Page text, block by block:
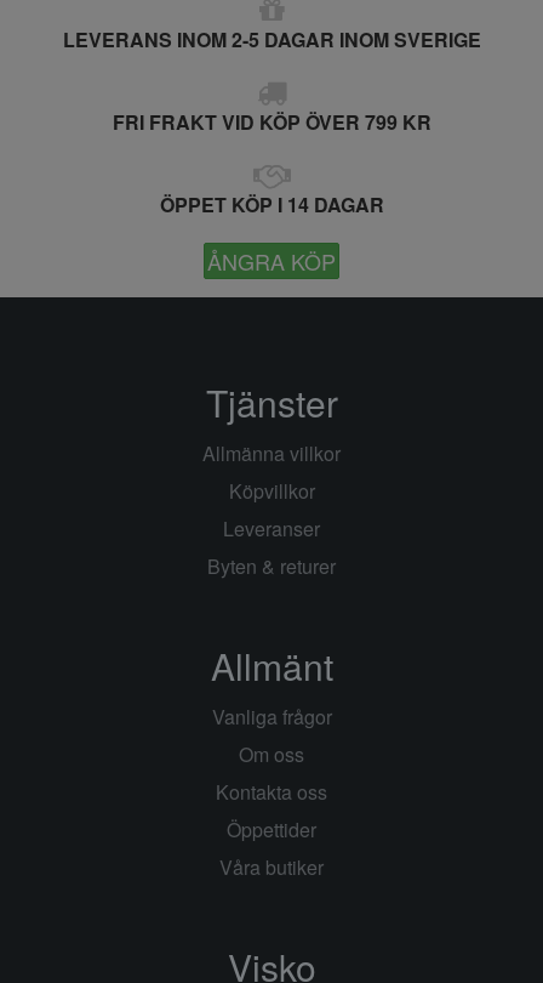
LEVERANS INOM 2-5 DAGAR INOM SVERIGE
FRI FRAKT VID KÖP ÖVER 799 KR
ÖPPET KÖP I 14 DAGAR
ÅNGRA KÖP
Tjänster
Allmänna villkor
Köpvillkor
Leveranser
Byten & returer
Allmänt
Vanliga frågor
Om oss
Kontakta oss
Öppettider
Våra butiker
Visko